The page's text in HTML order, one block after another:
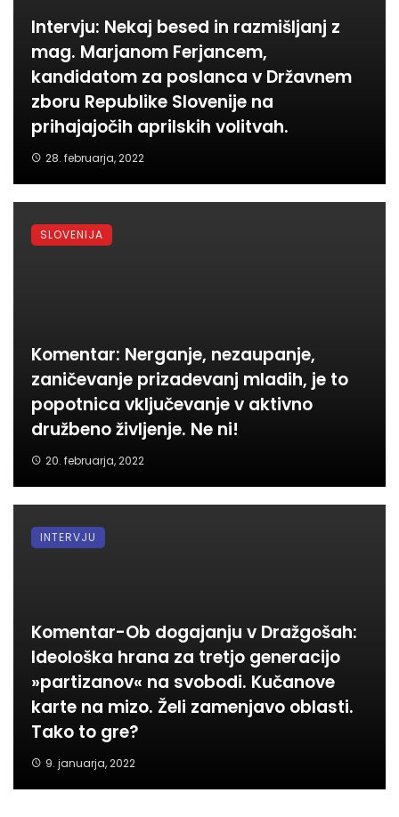
Intervju: Nekaj besed in razmišljanj z
mag. Marjanom Ferjancem,
kandidatom za poslanca v Državnem
zboru Republike Slovenije na
prihajajočih aprilskih volitvah.
28. februarja, 2022
Komentar: Nerganje, nezaupanje,
zaničevanje prizadevanj mladih, je to
popotnica vključevanje v aktivno
družbeno življenje. Ne ni!
20. februarja, 2022
SLOVENIJA
Komentar-Ob dogajanju v Dražgošah:
Ideološka hrana za tretjo generacijo
»partizanov« na svobodi. Kučanove
karte na mizo. Želi zamenjavo oblasti.
Tako to gre?
9. januarja, 2022
INTERVJU